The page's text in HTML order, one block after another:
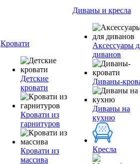
Кровати
Детские
кровати
Кровати из
гарнитуров
Кровати из
массива
Диваны и кресла
Аксессуары
диванов
Диваны-
Диваны на
кухню
Кресла